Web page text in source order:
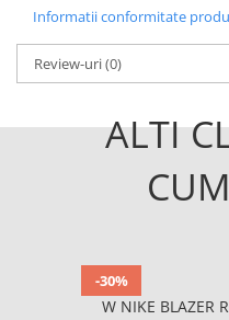
Informatii conformitate
Review-uri(0)
ALTI
-30%
W NIKE BLAZER